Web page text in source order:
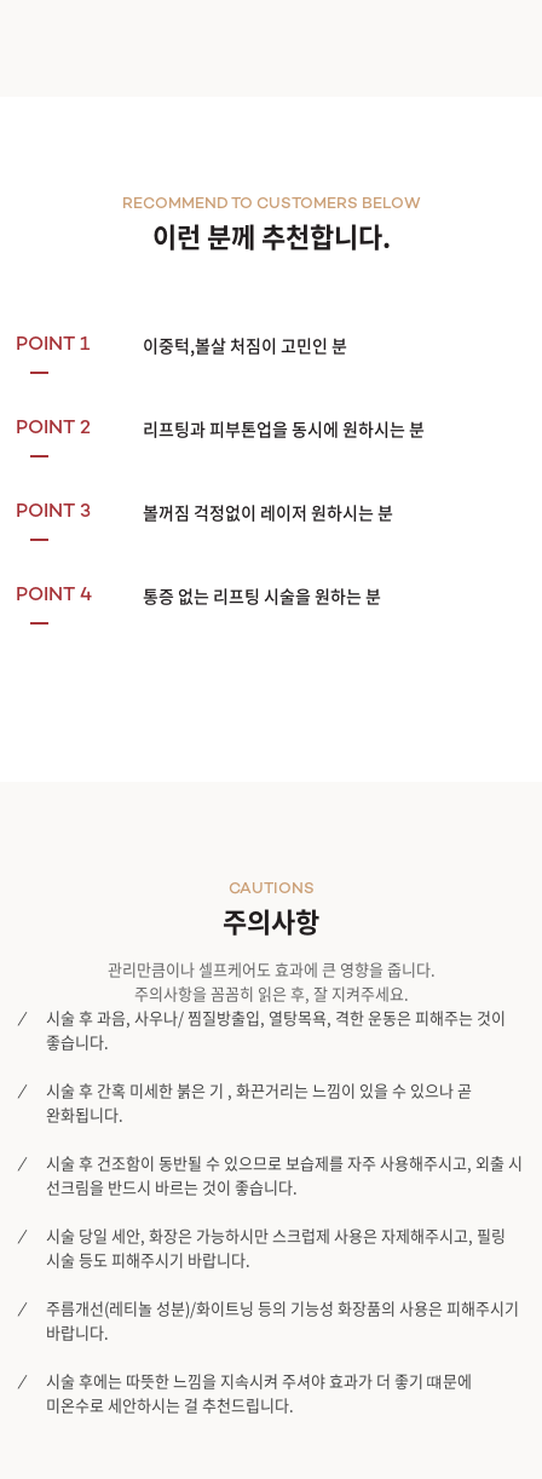
이런 분께 추천합니다.
RECOMMEND TO CUSTOMERS BELOW
POINT 1 이중턱,볼살 처짐이 고민인 분
POINT 2 리프팅과 피부톤업을 동시에 원하시는 분
POINT 3 볼꺼짐 걱정없이 레이저 원하시는 분
POINT 4 통증 없는 리프팅 시술을 원하는 분
주의사항
CAUTIONS
관리만큼이나 셀프케어도 효과에 큰 영향을 줍니다.
주의사항을 꼼꼼히 읽은 후, 잘 지켜주세요.
시술 후 과음, 사우나/ 찜질방출입, 열탕목욕, 격한 운동은 피해주는 것이
좋습니다.
시술 후 간혹 미세한 붉은 기 , 화끈거리는 느낌이 있을 수 있으나 곧
완화됩니다.
시술 후 건조함이 동반될 수 있으므로 보습제를 자주 사용해주시고, 외출 시
선크림을 반드시 바르는 것이 좋습니다.
시술 당일 세안, 화장은 가능하시만 스크럽제 사용은 자제해주시고, 필링
시술 등도 피해주시기 바랍니다.
주름개선(레티놀 성분)/화이트닝 등의 기능성 화장품의 사용은 피해주시기
바랍니다.
시술 후에는 따뜻한 느낌을 지속시켜 주셔야 효과가 더 좋기 떄문에
미온수로 세안하시는 걸 추천드립니다.